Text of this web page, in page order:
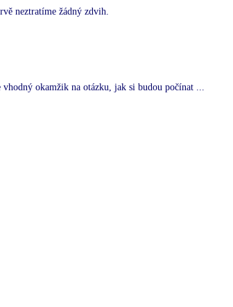
neztratíme žádný zdvih.
vhodný okamžik na otázku, jak si budou počínat ...